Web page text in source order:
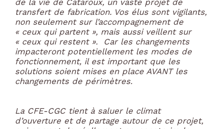
de la vie de Cataroux, un vaste projet de
transfert de fabrication. Vos élus sont vigilants,
non seulement sur l’accompagnement de
« ceux qui partent », mais aussi veillent sur
« ceux qui restent ». Car les changements
impacteront potentiellement les modes de
fonctionnement, il est important que les
solutions soient mises en place AVANT les
changements de périmètres.
La CFE-CGC tient à saluer le climat
d’ouverture et de partage autour de ce projet,